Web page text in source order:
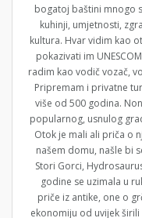
bogatoj baštini mnogo
kuhinji, umjetnosti,
kultura. Hvar vidim kao
pokazivati im
radim kao vodič vozač,
Pripremam i privatne
više od 500 godina.
popularnog, usnulog
Otok je mali ali priča o
našem domu, našle bi
Stori Gorci,
godine se uzimala u
priče iz antike, one o
ekonomiju od uvijek